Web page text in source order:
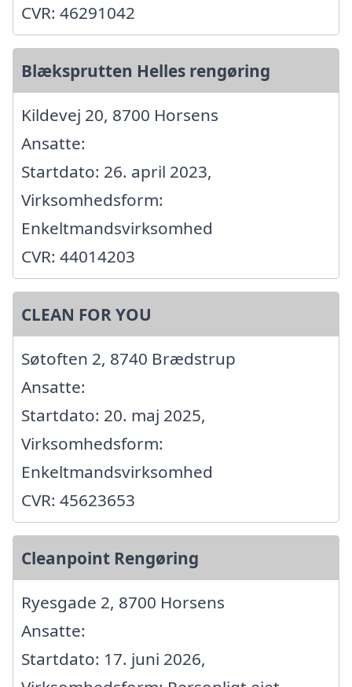
CVR: 46291042
Blæksprutten Helles rengøring
Kildevej 20, 8700 Horsens
Ansatte:
Startdato: 26. april 2023,
Virksomhedsform:
Enkeltmandsvirksomhed
CVR: 44014203
CLEAN FOR YOU
Søtoften 2, 8740 Brædstrup
Ansatte:
Startdato: 20. maj 2025,
Virksomhedsform:
Enkeltmandsvirksomhed
CVR: 45623653
Cleanpoint Rengøring
Ryesgade 2, 8700 Horsens
Ansatte:
Startdato: 17. juni 2026,